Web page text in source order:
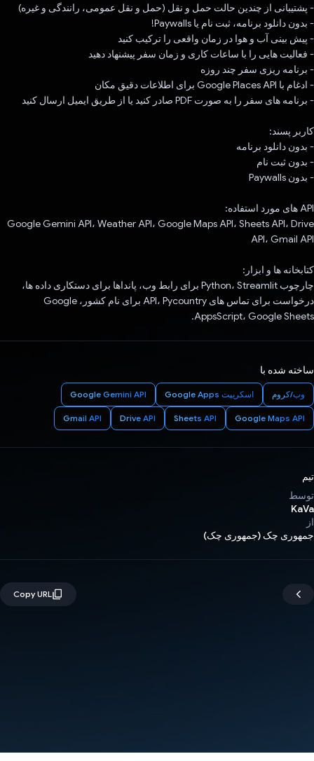
- پشتیبانی از چندین حالت حمل و نقل (حمل و نقل عمومی، رانندگی و غیره)
- بدون دانلود برنامه، ثبت نام یا Paywalls!
- پیش بینی آب و هوا در زمان واقعی را ترکیب کنید
- فعالیت هایی را با ساعات کاری و زمان سفر پیشنهاد دهید
- برنامه ریزی سفر چند روزه
- ادغام با Google Places API برای اطلاعات دقیق مکان
- برنامه های سفر را به صورت PDF صادر کنید یا از طریق ایمیل ارسال کنید
کاربر پسند:
- بدون دانلود برنامه
- بدون ثبت نام
- بدون Paywalls
API های مورد استفاده:
Google Gemini API، Weather API، Google Maps API، Sheets API، Drive
API، Gmail API
کتابخانه ها و ابزار:
چارچوب Python، Streamlit برای رابط وب، پانداها برای دستکاری داده ها،
درخواست برای تماس های API، Pycountry برای نام کشور، Google
AppsScript، Google Sheets.
ساخته شده با
وب/کروم اسکریپت Google Apps Google Gemini API
Google Maps API
Sheets API
Drive API
Gmail API
تیم
توسط
KaVa
از
جمهوری چک (جمهوری چک)